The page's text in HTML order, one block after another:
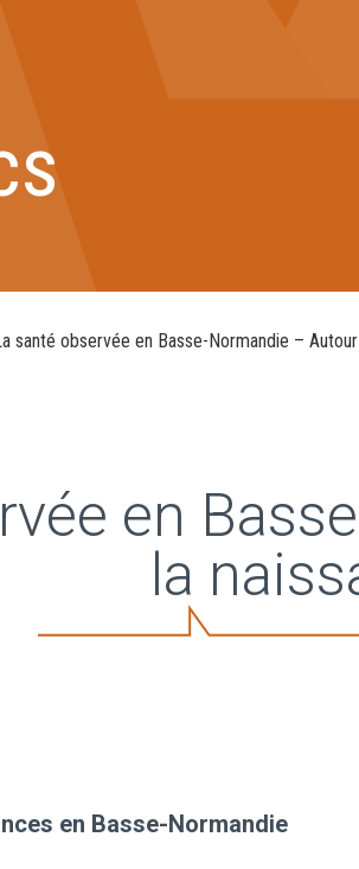
santé observée en Basse-Normandie –
en
la
en Basse-Normandie